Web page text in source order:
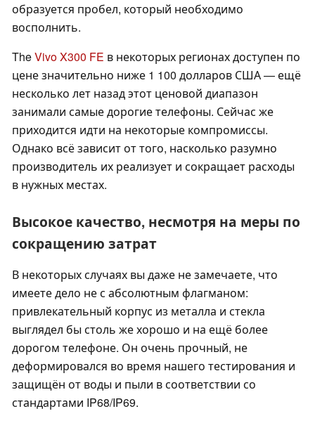
образуется пробел, который необходимо
восполнить.
TheVivo X300 FE в некоторых регионах доступен по
цене значительно ниже 1 100 долларов США — ещё
несколько лет назад этот ценовой диапазон
занимали самые дорогие телефоны. Сейчас же
приходится идти на некоторые компромиссы.
Однако всё зависит от того, насколько разумно
производитель их реализует и сокращает расходы
в нужных местах.
Высокое качество, несмотря на меры по
сокращению затрат
В некоторых случаях вы даже не замечаете, что
имеете дело не с абсолютным флагманом:
привлекательный корпус из металла и стекла
выглядел бы столь же хорошо и на ещё более
дорогом телефоне. Он очень прочный, не
деформировался во время нашего тестирования и
защищён от воды и пыли в соответствии со
стандартами IP68/IP69.